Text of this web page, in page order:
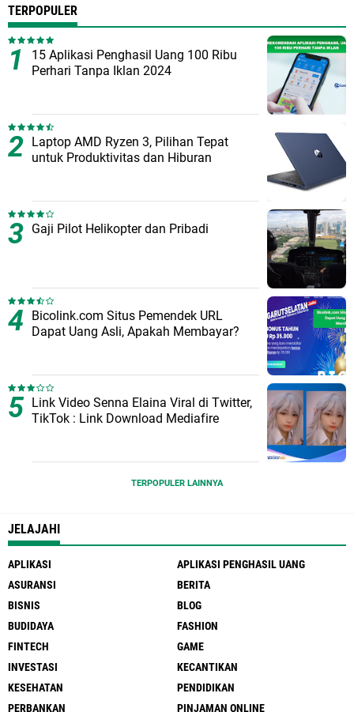
TERPOPULER
15 Aplikasi Penghasil Uang 100 Ribu
Perhari Tanpa Iklan 2024
Laptop AMD Ryzen 3, Pilihan Tepat
untuk Produktivitas dan Hiburan
Gaji Pilot Helikopter dan Pribadi
Bicolink.com Situs Pemendek URL
Dapat Uang Asli, Apakah Membayar?
Link Video Senna Elaina Viral di Twitter,
TikTok : Link Download Mediafire
TERPOPULER LAINNYA
JELAJAHI
APLIKASI
APLIKASI PENGHASIL UANG
ASURANSI
BERITA
BISNIS
BLOG
BUDIDAYA
FASHION
FINTECH
GAME
INVESTASI
KECANTIKAN
KESEHATAN
PENDIDIKAN
PERBANKAN
PINJAMAN ONLINE